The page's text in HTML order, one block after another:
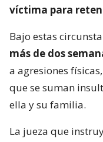
víctima para
Bajo estas
más de dos
a agresiones
que se suman
ella y su familia.
La jueza que